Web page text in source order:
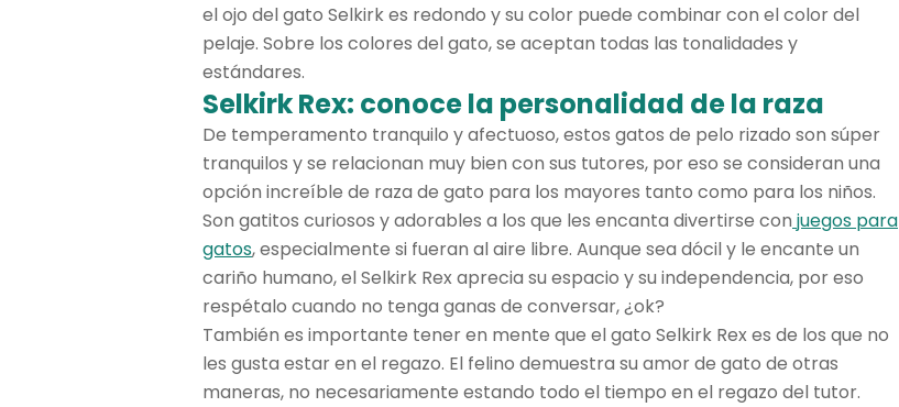
el ojo del gato Selkirk es redondo y su color puede combinar con el color del
pelaje. Sobre los colores del gato, se aceptan todas las tonalidades y
estándares.
Selkirk Rex: conoce la personalidad de la raza
De temperamento tranquilo y afectuoso, estos gatos de pelo rizado son súper
tranquilos y se relacionan muy bien con sus tutores, por eso se consideran una
opción increíble de raza de gato para los mayores tanto como para los niños.
Son gatitos curiosos y adorables a los que les encanta divertirse con juegos para
gatos, especialmente si fueran al aire libre. Aunque sea dócil y le encante un
cariño humano, el Selkirk Rex aprecia su espacio y su independencia, por eso
respétalo cuando no tenga ganas de conversar, ¿ok?
También es importante tener en mente que el gato Selkirk Rex es de los que no
les gusta estar en el regazo. El felino demuestra su amor de gato de otras
maneras, no necesariamente estando todo el tiempo en el regazo del tutor.